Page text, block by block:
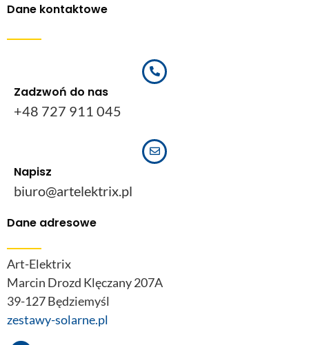
Dane kontaktowe
Zadzwoń do nas
+48 727 911 045
Napisz
biuro@artelektrix.pl
Dane adresowe
Art-Elektrix
Marcin Drozd Klęczany 207A
39-127 Będziemyśl
zestawy-solarne.pl